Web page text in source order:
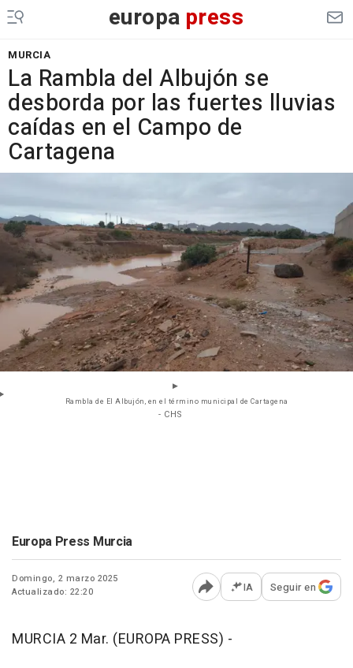
europa press
MURCIA
La Rambla del Albujón se
desborda por las fuertes lluvias
caídas en el Campo de
Cartagena
Rambla de El Albujón, en el término municipal de Cartagena
- CHS
Europa Press Murcia
Domingo, 2 marzo 2025
Actualizado: 22:20
Abrir opciones para
IA Seguir en
MURCIA 2 Mar. (EUROPA PRESS) -